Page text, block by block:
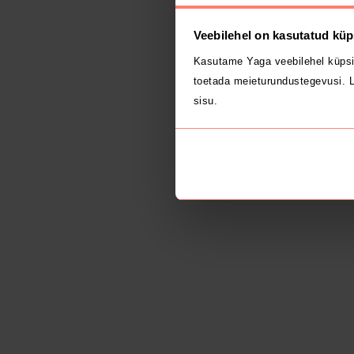
Veebilehel on kasutatud
Kasutame Yaga veebilehel
toetada meieturundustegevusi.
sisu.